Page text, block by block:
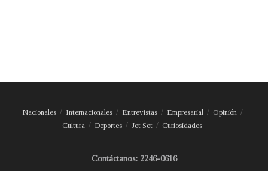
Nacionales Internacionales Entrevistas Empresarial
Opinión
Cultura
Deportes Jet Set Curiosidades
Contáctanos: 2246-0616